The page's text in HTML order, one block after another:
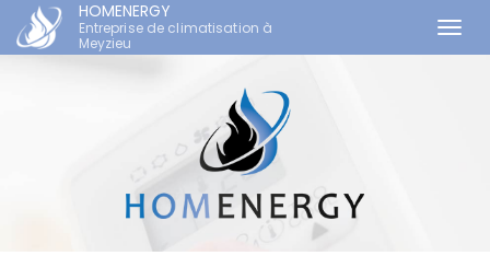
HOMENERGY
Entreprise de climatisation à
Meyzieu